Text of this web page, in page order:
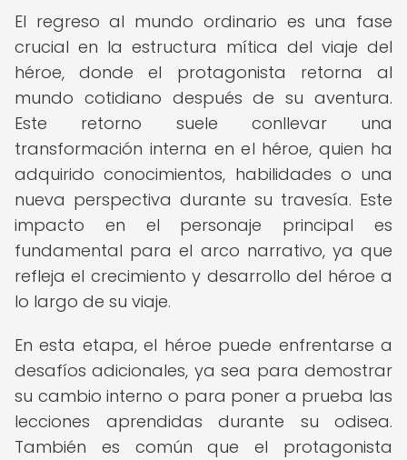
El regreso al mundo ordinario es una fase
crucial en la estructura mítica del viaje del
héroe, donde el protagonista retorna al
mundo cotidiano después de su aventura.
Este retorno suele conllevar una
transformación interna en el héroe, quien ha
adquirido conocimientos, habilidades o una
nueva perspectiva durante su travesía. Este
impacto en el personaje principal es
fundamental para el arco narrativo, ya que
refleja el crecimiento y desarrollo del héroe a
lo largo de su viaje.
En esta etapa, el héroe puede enfrentarse a
desafíos adicionales, ya sea para demostrar
su cambio interno o para poner a prueba las
lecciones aprendidas durante su odisea.
También es común que el protagonista